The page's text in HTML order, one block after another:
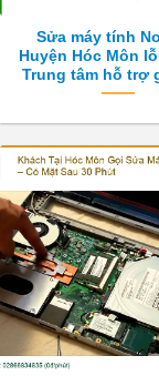
Sửa máy tính
Huyện Hóc Môn
Trung tâm hỗ trợ